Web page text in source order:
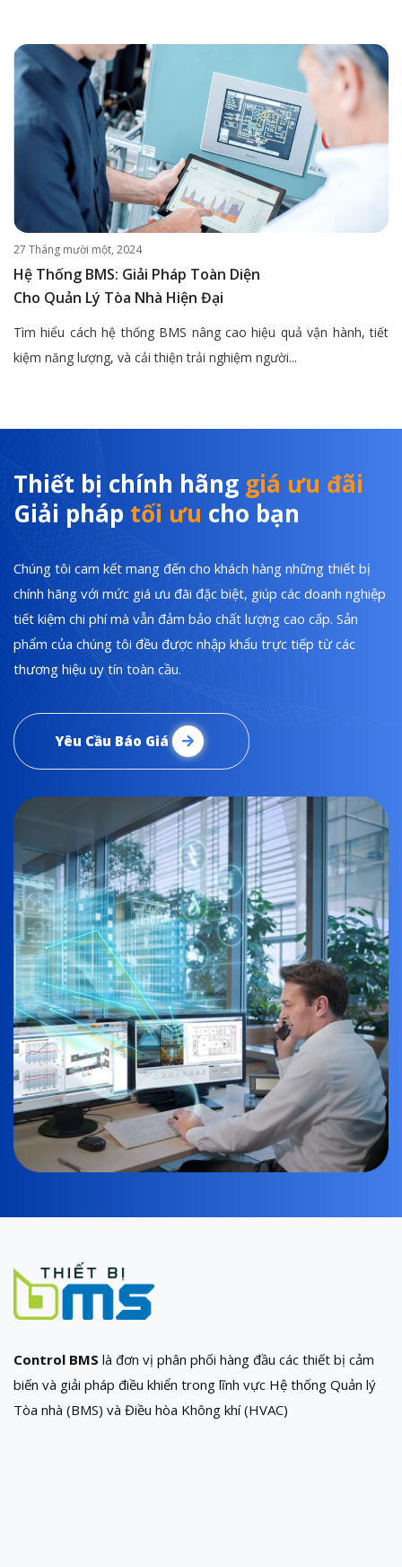
27 Tháng mười một, 2024
Hệ Thống BMS: Giải Pháp Toàn Diện
Cho Quản Lý Tòa Nhà Hiện Đại
Tìm hiểu cách hệ thống BMS nâng cao hiệu quả vận hành, tiết
kiệm năng lượng, và cải thiện trải nghiệm người...
Thiết bị chính hãng giá ưu đãi
Giải pháp tối ưu cho bạn
Chúng tôi cam kết mang đến cho khách hàng những thiết bị
chính hãng với mức giá ưu đãi đặc biệt, giúp các doanh nghiệp
tiết kiệm chi phí mà vẫn đảm bảo chất lượng cao cấp. Sản
phẩm của chúng tôi đều được nhập khẩu trực tiếp từ các
thương hiệu uy tín toàn cầu.
Yêu Cầu Báo Giá
Control BMS là đơn vị phân phối hàng đầu các thiết bị cảm
biến và giải pháp điều khiển trong lĩnh vực Hệ thống Quản lý
Tòa nhà (BMS) và Điều hòa Không khí (HVAC)